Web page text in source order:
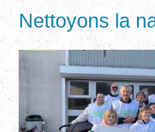
Nettoyons la